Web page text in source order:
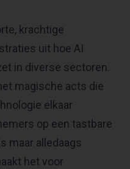
krachtige
uit hoe AI
in diverse sectoren.
magische acts die
elkaar
op een tastbare
maar alledaags
het voor